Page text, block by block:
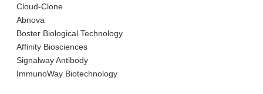
Cloud-Clone
Abnova
Boster Biological Technology
Affinity Biosciences
Signalway Antibody
ImmunoWay Biotechnology